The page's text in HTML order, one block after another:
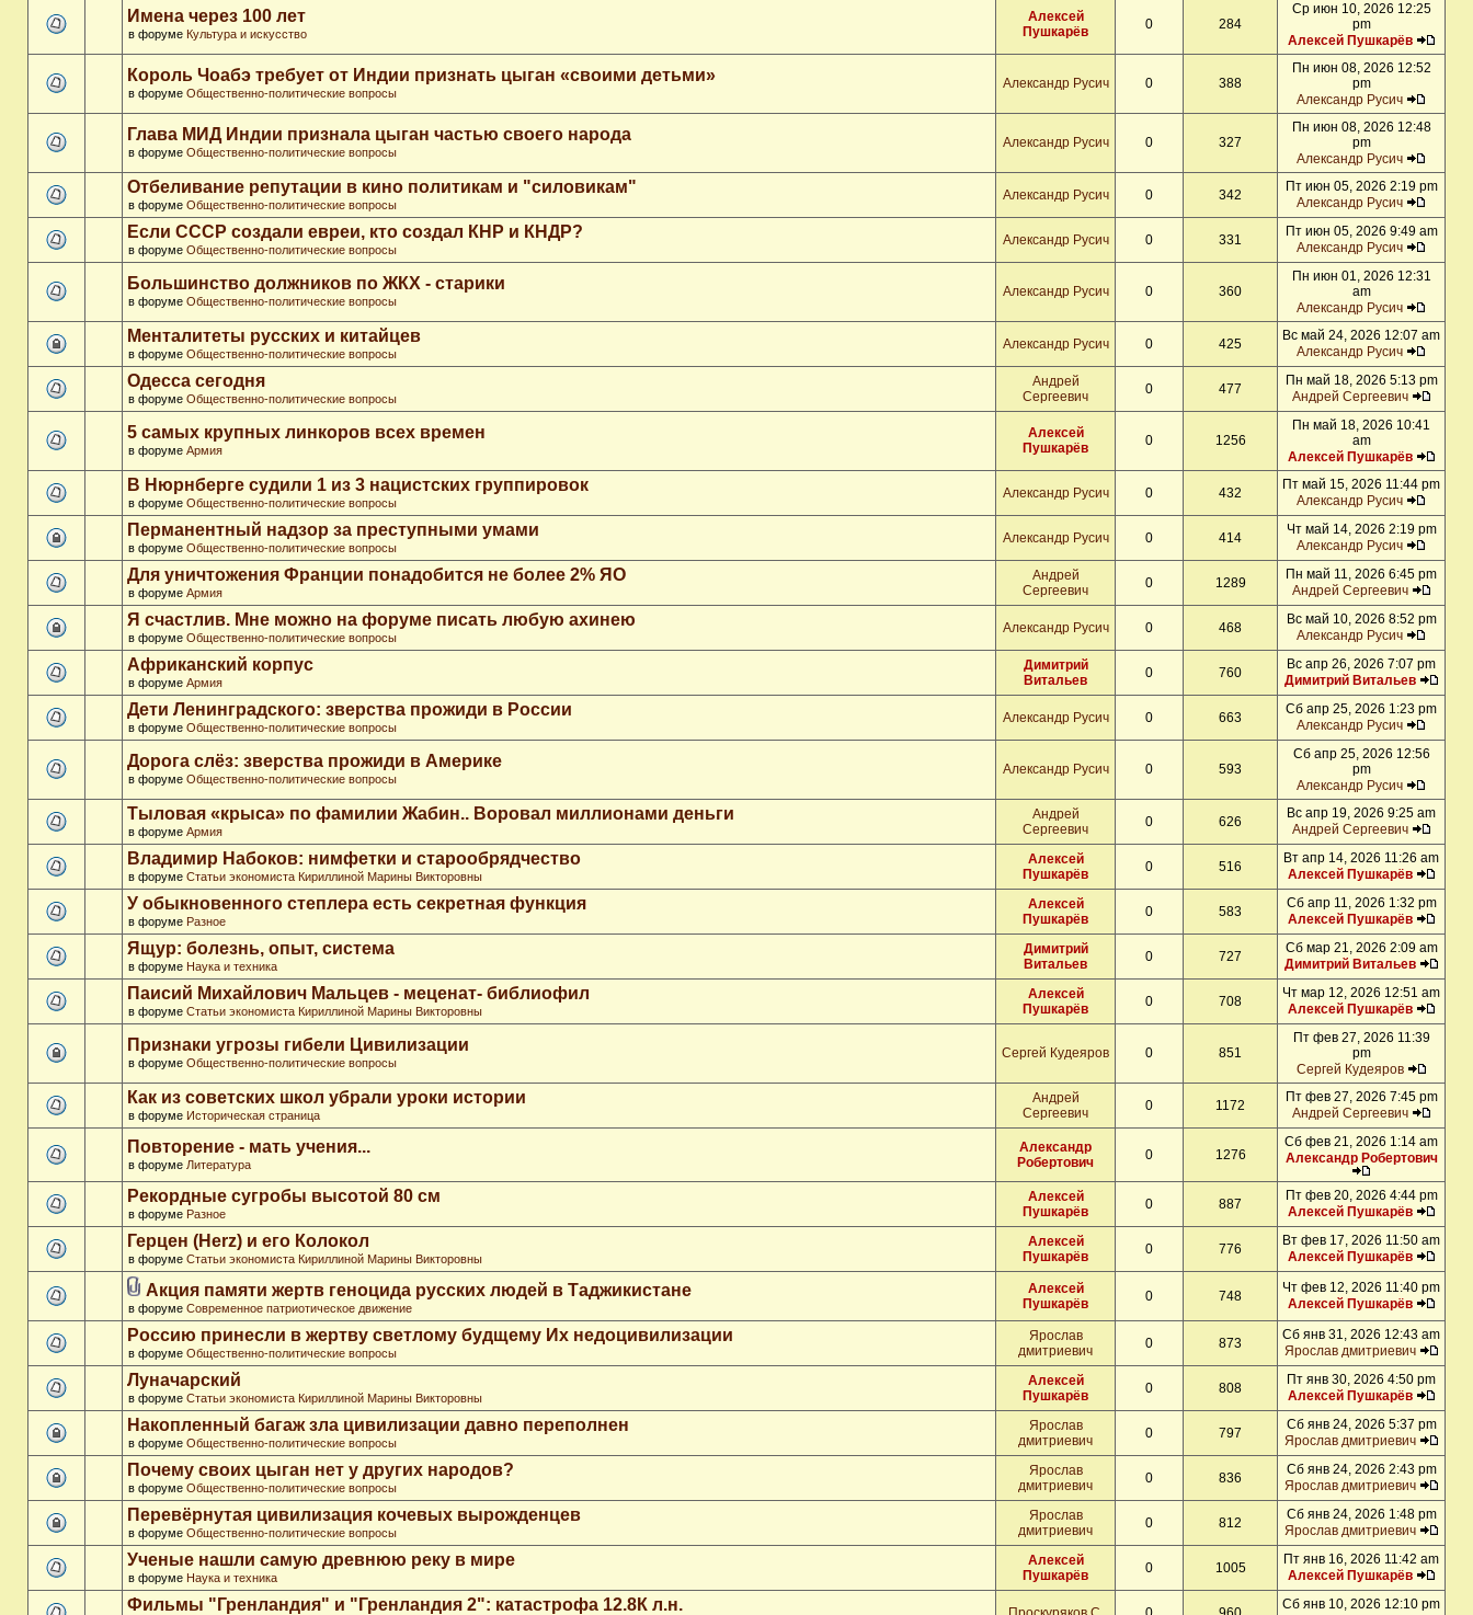
Имена через 100 лет
в форуме Культура и искусство
Алексей
Пушкарёв
0 284
Ср июн 10, 2026 12:25
pm
Алексей Пушкарёв
Король Чоабэ требует от Индии признать цыган «своими детьми»
в форуме Общественно-политические вопросы
Александр Русич 0 388
Пн июн 08, 2026 12:52
pm
Александр Русич
Глава МИД Индии признала цыган частью своего народа
в форуме Общественно-политические вопросы
Александр Русич 0 327
Пн июн 08, 2026 12:48
pm
Александр Русич
Отбеливание репутации в кино политикам и "силовикам"
в форуме Общественно-политические вопросы
Александр Русич 0 342
Пт июн 05, 2026 2:19 pm
Александр Русич
Если СССР создали евреи, кто создал КНР и КНДР?
в форуме Общественно-политические вопросы
Александр Русич 0 331
Пт июн 05, 2026 9:49 am
Александр Русич
Большинство должников по ЖКХ - старики
в форуме Общественно-политические вопросы
Александр Русич 0 360
Пн июн 01, 2026 12:31
am
Александр Русич
Менталитеты русских и китайцев
в форуме Общественно-политические вопросы
Александр Русич 0 425
Вс май 24, 2026 12:07 am
Александр Русич
Одесса сегодня
в форуме Общественно-политические вопросы
Андрей
Сергеевич
0 477
Пн май 18, 2026 5:13 pm
Андрей Сергеевич
5 самых крупных линкоров всех времен
в форуме Армия
Алексей
Пушкарёв
0 1256
Пн май 18, 2026 10:41
am
Алексей Пушкарёв
В Нюрнберге судили 1 из 3 нацистских группировок
в форуме Общественно-политические вопросы
Александр Русич 0 432
Пт май 15, 2026 11:44 pm
Александр Русич
Перманентный надзор за преступными умами
в форуме Общественно-политические вопросы
Александр Русич 0 414
Чт май 14, 2026 2:19 pm
Александр Русич
Для уничтожения Франции понадобится не более 2% ЯО
в форуме Армия
Андрей
Сергеевич
0 1289
Пн май 11, 2026 6:45 pm
Андрей Сергеевич
Я счастлив. Мне можно на форуме писать любую ахинею
в форуме Общественно-политические вопросы
Александр Русич 0 468
Вс май 10, 2026 8:52 pm
Александр Русич
Африканский корпус
в форуме Армия
Димитрий
Витальев
0 760
Вс апр 26, 2026 7:07 pm
Димитрий Витальев
Дети Ленинградского: зверства прожиди в России
в форуме Общественно-политические вопросы
Александр Русич 0 663
Сб апр 25, 2026 1:23 pm
Александр Русич
Дорога слёз: зверства прожиди в Америке
в форуме Общественно-политические вопросы
Александр Русич 0 593
Сб апр 25, 2026 12:56
pm
Александр Русич
Тыловая «крыса» по фамилии Жабин.. Воровал миллионами деньги
в форуме Армия
Андрей
Сергеевич
0 626
Вс апр 19, 2026 9:25 am
Андрей Сергеевич
Владимир Набоков: нимфетки и старообрядчество
в форуме Статьи экономиста Кириллиной Марины Викторовны
Алексей
Пушкарёв
0 516
Вт апр 14, 2026 11:26 am
Алексей Пушкарёв
У обыкновенного степлера есть секретная функция
в форуме Разное
Алексей
Пушкарёв
0 583
Сб апр 11, 2026 1:32 pm
Алексей Пушкарёв
Ящур: болезнь, опыт, система
в форуме Наука и техника
Димитрий
Витальев
0 727
Сб мар 21, 2026 2:09 am
Димитрий Витальев
Паисий Михайлович Мальцев - меценат- библиофил
в форуме Статьи экономиста Кириллиной Марины Викторовны
Алексей
Пушкарёв
0 708
Чт мар 12, 2026 12:51 am
Алексей Пушкарёв
Признаки угрозы гибели Цивилизации
в форуме Общественно-политические вопросы
Сергей Кудеяров 0 851
Пт фев 27, 2026 11:39
pm
Сергей Кудеяров
Как из советских школ убрали уроки истории
в форуме Историческая страница
Андрей
Сергеевич
0 1172
Пт фев 27, 2026 7:45 pm
Андрей Сергеевич
Повторение - мать учения...
в форуме Литература
Александр
Робертович
0 1276
Сб фев 21, 2026 1:14 am
Александр Робертович
Рекордные сугробы высотой 80 см
в форуме Разное
Алексей
Пушкарёв
0 887
Пт фев 20, 2026 4:44 pm
Алексей Пушкарёв
Герцен (Herz) и его Колокол
в форуме Статьи экономиста Кириллиной Марины Викторовны
Алексей
Пушкарёв
0 776
Вт фев 17, 2026 11:50 am
Алексей Пушкарёв
Акция памяти жертв геноцида русских людей в Таджикистане
в форуме Современное патриотическое движение
Алексей
Пушкарёв
0 748
Чт фев 12, 2026 11:40 pm
Алексей Пушкарёв
Россию принесли в жертву светлому будщему Их недоцивилизации
в форуме Общественно-политические вопросы
Ярослав
дмитриевич
0 873
Сб янв 31, 2026 12:43 am
Ярослав дмитриевич
Луначарский
в форуме Статьи экономиста Кириллиной Марины Викторовны
Алексей
Пушкарёв
0 808
Пт янв 30, 2026 4:50 pm
Алексей Пушкарёв
Накопленный багаж зла цивилизации давно переполнен
в форуме Общественно-политические вопросы
Ярослав
дмитриевич
0 797
Сб янв 24, 2026 5:37 pm
Ярослав дмитриевич
Почему своих цыган нет у других народов?
в форуме Общественно-политические вопросы
Ярослав
дмитриевич
0 836
Сб янв 24, 2026 2:43 pm
Ярослав дмитриевич
Перевёрнутая цивилизация кочевых вырожденцев
в форуме Общественно-политические вопросы
Ярослав
дмитриевич
0 812
Сб янв 24, 2026 1:48 pm
Ярослав дмитриевич
Ученые нашли самую древнюю реку в мире
в форуме Наука и техника
Алексей
Пушкарёв
0 1005
Пт янв 16, 2026 11:42 am
Алексей Пушкарёв
Фильмы "Гренландия" и "Гренландия 2": катастрофа 12.8К л.н.
Сб янв 10, 2026 12:10 pm